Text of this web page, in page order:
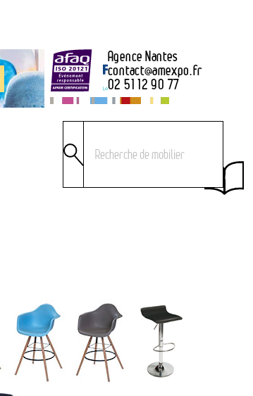
Agence Nantes
contact@amexpo.fr
02 51 12 90 77